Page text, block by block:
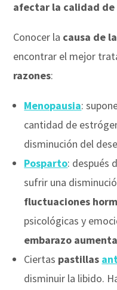
afectar la calidad de
Conocer la causa de
encontrar el mejor
razones:
Menopausia:
cantidad de
disminución del
Posparto: después
sufrir una
fluctuaciones
psicológicas y
embarazo aumenta
Ciertas pastillas
disminuir la libido.